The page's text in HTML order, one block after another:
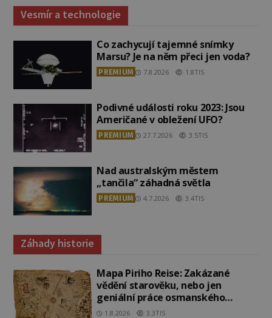
Vesmír a technologie
Co zachycují tajemné snímky
Marsu? Je na něm přeci jen voda?
PREMIUM 7.8.2026 1.8TIS
Podivné události roku 2023: Jsou
Američané v obležení UFO?
PREMIUM 27.7.2026 3.5TIS
Nad australským městem
„tančila“ záhadná světla
PREMIUM 4.7.2026 3.4TIS
Záhady historie
Mapa Piriho Reise: Zakázané
vědění starověku, nebo jen
geniální práce osmanského
admirála?
1.8.2026 3.3TIS